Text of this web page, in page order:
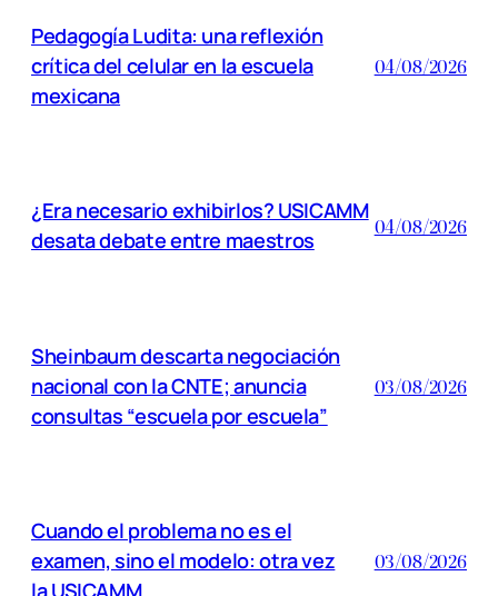
Pedagogía Ludita: una reflexión
crítica del celular en la escuela
mexicana
04/08/2026
¿Era necesario exhibirlos? USICAMM
desata debate entre maestros
04/08/2026
Sheinbaum descarta negociación
nacional con la CNTE; anuncia
consultas “escuela por escuela”
03/08/2026
Cuando el problema no es el
examen, sino el modelo: otra vez
la USICAMM
03/08/2026